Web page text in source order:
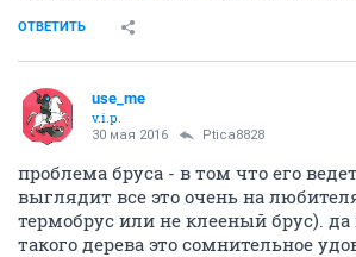
ОТВЕТИТЬ
use_me
v.i.p.
30 мая 2016 Ptica8828
проблема бруса - в том что его
выглядит все это очень на
термобрус или не клееный брус).
такого дерева это сомнительное